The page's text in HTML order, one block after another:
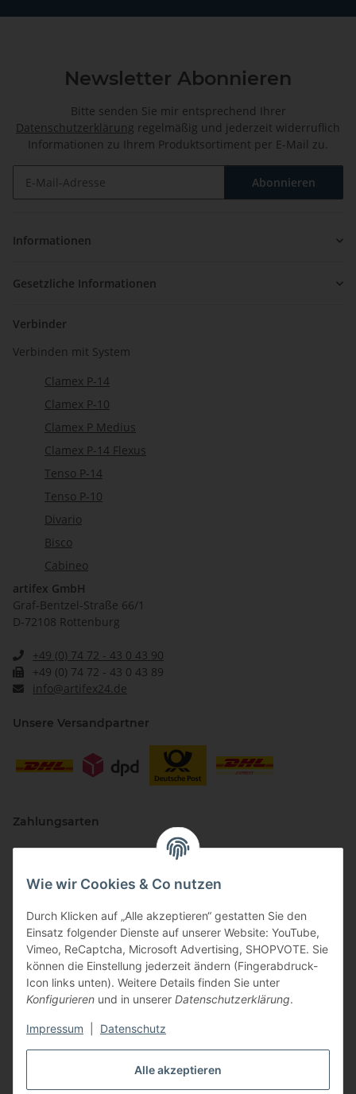
Alle akzeptieren
Wie wir Cookies & Co nutzen
Durch Klicken auf „Alle akzeptieren“ gestatten Sie den
Einsatz folgender Dienste auf unserer Website: YouTube,
Vimeo, ReCaptcha, Microsoft Advertising, SHOPVOTE. Sie
können die Einstellung jederzeit ändern (Fingerabdruck-
Icon links unten). Weitere Details finden Sie unter
Konfigurieren und in unserer Datenschutzerklärung.
Impressum Datenschutz
Newsletter Abonnieren
Bitte senden Sie mir entsprechend Ihrer
Datenschutzerklärung regelmäßig und jederzeit widerruflich
Informationen zu Ihrem Produktsortiment per E-Mail zu.
Abonnieren
Informationen
Gesetzliche Informationen
Verbinder
Verbinden mit System
Clamex P-14
Clamex P-10
Clamex P Medius
Clamex P-14 Flexus
Tenso P-14
Tenso P-10
Divario
Bisco
Cabineo
artifex GmbH
Graf-Bentzel-Straße 66/1
D-72108 Rottenburg
+49 (0) 74 72 - 43 0 43 90
+49 (0) 74 72 - 43 0 43 89
info@artifex24.de
Unsere Versandpartner
Zahlungsarten
Vertriebspartner